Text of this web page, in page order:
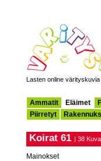
Lasten online värityskuvia
Ammatit Eläimet
Piirretyt
Koirat 61 | 38
Mainokset